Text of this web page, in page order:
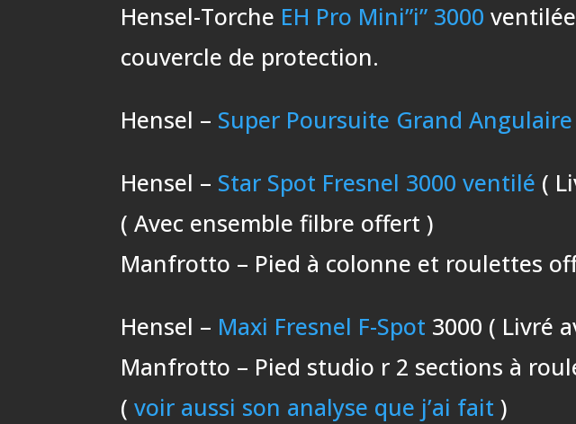
Hensel-Torche EH Pro Mini”i” 3000
couvercle de protection.
Hensel – Super Poursuite Grand Angulaire
Hensel – Star Spot Fresnel 3000 ventilé (
( Avec ensemble filbre offert )
Manfrotto – Pied à colonne et roulettes
Hensel – Maxi Fresnel F-Spot 3000 ( Livré
Manfrotto – Pied studio r 2 sections à
(voir aussi son analyse que j’ai fait )